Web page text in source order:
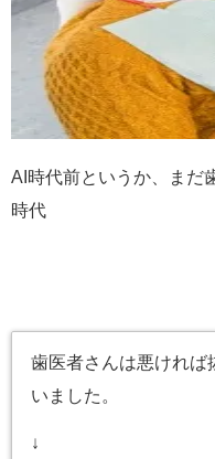
AI時代前というか、まだ
時代
歯医者さんは悪ければ
いました。
↓